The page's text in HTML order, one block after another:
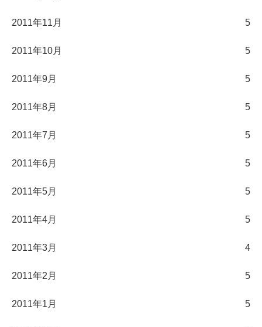
2011年11月 5
2011年10月 5
2011年9月 5
2011年8月 5
2011年7月 5
2011年6月 5
2011年5月 5
2011年4月 5
2011年3月 4
2011年2月 5
2011年1月 5